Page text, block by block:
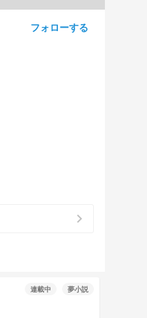
フォローする
chevron_right
連載中 夢小説